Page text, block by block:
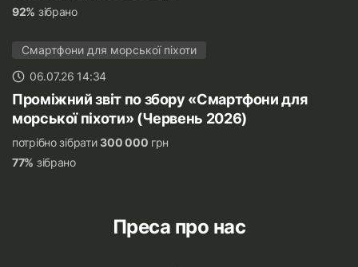
92% зібрано
Смартфони для морської піхоти
06.07.26 14:34
Проміжний звіт по збору «Смартфони для
морської піхоти» (Червень 2026)
потрібно зібрати300 000 грн
77% зібрано
Преса про нас